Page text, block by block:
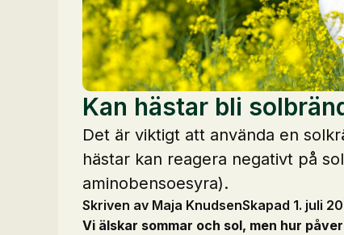
Kan hästar bli
Det är viktigt att använda en
hästar kan reagera negativt på
aminobensoesyra).
Skriven av Maja KnudsenSkapad 1. juli
Vi älskar sommar och sol, men hur